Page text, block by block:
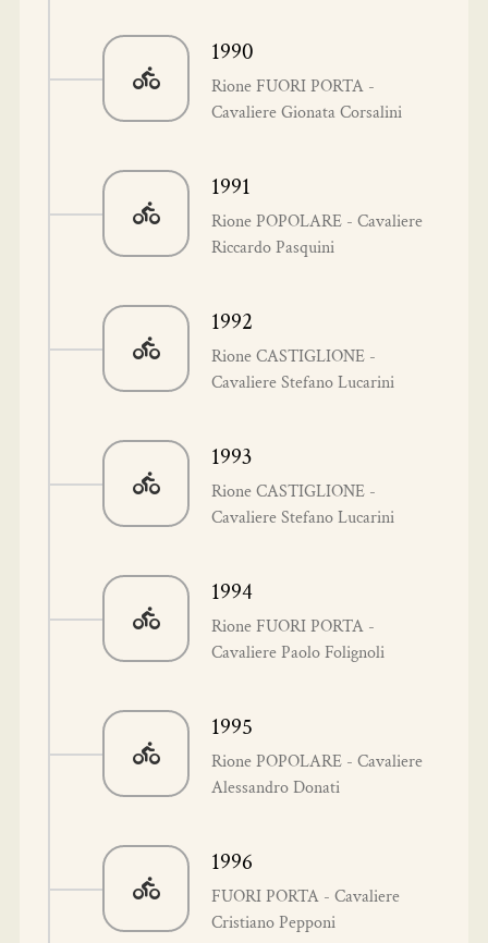
1990
Rione FUORI PORTA -
Cavaliere Gionata Corsalini
1991
Rione POPOLARE - Cavaliere
Riccardo Pasquini
1992
Rione CASTIGLIONE -
Cavaliere Stefano Lucarini
1993
Rione CASTIGLIONE -
Cavaliere Stefano Lucarini
1994
Rione FUORI PORTA -
Cavaliere Paolo Folignoli
1995
Rione POPOLARE - Cavaliere
Alessandro Donati
1996
FUORI PORTA - Cavaliere
Cristiano Pepponi